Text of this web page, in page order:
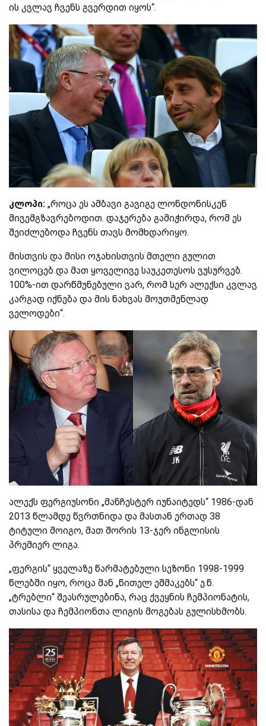
ის კვლავ ჩვენს გვერდით იყოს“.
კლოპი: „როცა ეს ამბავი გავიგე ლონდონისკენ
მივემგზავრებოდით. დაჯერება გამიჭირდა, რომ ეს
შეიძლებოდა ჩვენს თავს მომხდარიყო.
მისთვის და მისი ოჯახისთვის მთელი გულით
ვილოცებ და მათ ყოველივე საუკეთესოს ვუსურვებ.
100%-ით დარწმუნებული ვარ, რომ სერ ალექსი კვლავ
კარგად იქნება და მის ნახვას მოუთმენლად
ველოდები“.
ალექს ფერგიუსონი „მანჩესტერ იუნაიტედს“ 1986-დან
2013 წლამდე წვრთნიდა და მასთან ერთად 38
ტიტული მოიგო, მათ შორის 13-ჯერ ინგლისის
პრემიერ ლიგა.
„ფერგის“ ყველაზე წარმატებული სეზონი 1998-1999
წლებში იყო, როცა მან „წითელ ეშმაკებს“ ე.წ.
„ტრებლი“ შეასრულებინა, რაც ქვეყნის ჩემპიონატის,
თასისა და ჩემპიონთა ლიგის მოგებას გულისხმობს.